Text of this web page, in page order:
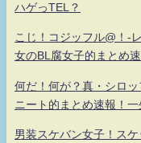
ハゲっTEL？
こじ！コジッフル@！-
女のBL腐女子的まとめ
何だ！何が？真・シ
ニート的まとめ速報！
男装スケバン女子！ス